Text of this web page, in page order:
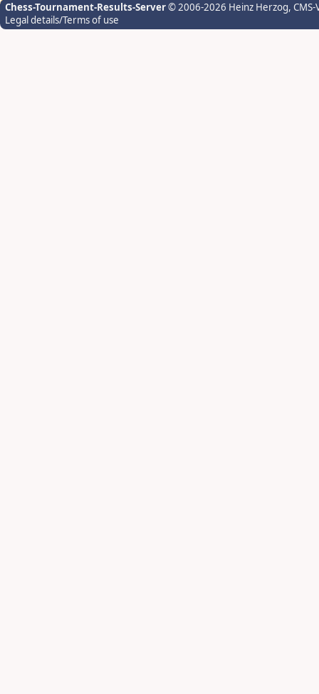
Chess-Tournament-Results-Server© 2006-2026 Heinz Herzog,
Legal details/Terms of use